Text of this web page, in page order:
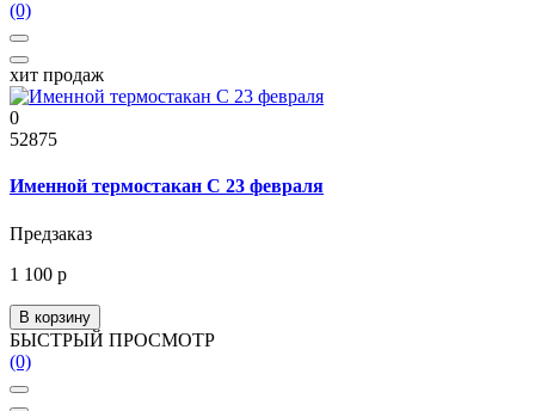
(0)
хит продаж
0
52875
Именной термостакан C 23 февраля
Предзаказ
1 100 р
В корзину
БЫСТРЫЙ ПРОСМОТР
(0)